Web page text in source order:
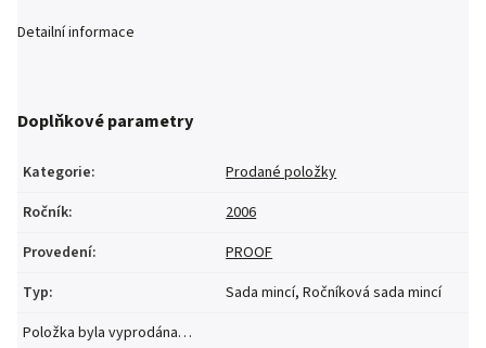
Detailní informace
Doplňkové parametry
Kategorie:
Prodané položky
Ročník:
2006
Provedení:
PROOF
Typ:
Sada mincí, Ročníková sada mincí
Položka byla vyprodána…